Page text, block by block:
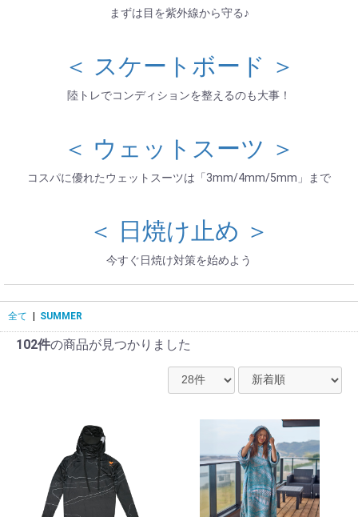
まずは目を紫外線から守る♪
＜ スケートボード ＞
陸トレでコンディションを整えるのも大事！
＜ ウェットスーツ ＞
コスパに優れたウェットスーツは「3mm/4mm/5mm」まで
＜ 日焼け止め ＞
今すぐ日焼け対策を始めよう
全て SUMMER
102件の商品が見つかりました